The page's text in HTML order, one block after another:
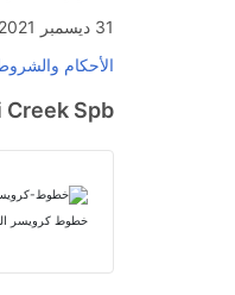
31 ديسمبر 2021
الأحكام
Creek Spb
خطوط كرويسر